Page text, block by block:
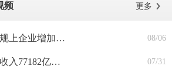
频 更多
上半年我国机械工业规上企业增加值同比增长6.4% 08/06
上半年我国软件业务收入77182亿元 同比增长9.5% 07/31